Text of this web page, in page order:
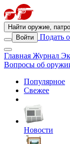
Найти оружие,
Войти
Подать
Главная Журнал
Вопросы об
Популярное
Свежее
Новости